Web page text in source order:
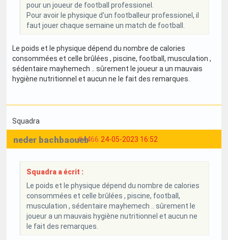
pour un joueur de football professionel.
Pour avoir le physique d'un footballeur professionel, il
faut jouer chaque semaine un match de football.
Le poids et le physique dépend du nombre de calories
consommées et celle brûlées , piscine, football, musculation ,
sédentaire mayhemech .. sûrement le joueur a un mauvais
hygiène nutritionnel et aucun ne le fait des remarques.
Squadra
#4466 24-05-2023 16:52
neder bachbaoueb
Squadra a écrit :
Le poids et le physique dépend du nombre de calories
consommées et celle brûlées , piscine, football,
musculation , sédentaire mayhemech .. sûrement le
joueur a un mauvais hygiène nutritionnel et aucun ne
le fait des remarques.